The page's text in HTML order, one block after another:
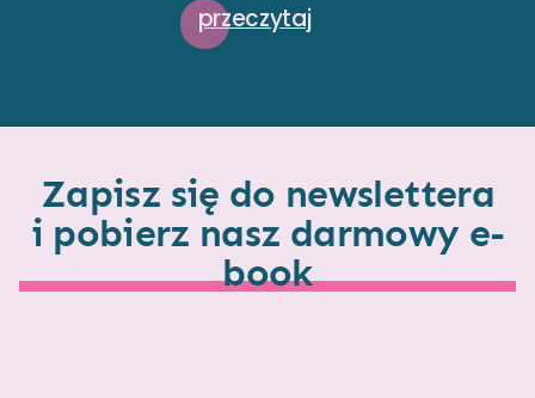
przeczytaj
Zapisz się do newslettera
i pobierz nasz darmowy e-
book